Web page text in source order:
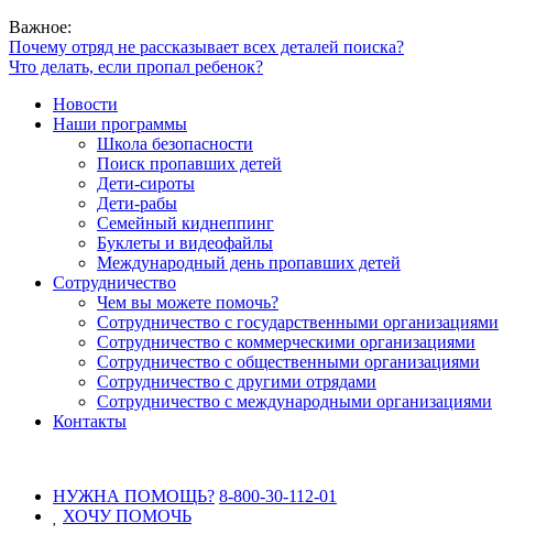
Важное:
Почему отряд не рассказывает всех деталей поиска?
Что делать, если пропал ребенок?
Новости
Наши программы
Школа безопасности
Поиск пропавших детей
Дети-сироты
Дети-рабы
Семейный киднеппинг
Буклеты и видеофайлы
Международный день пропавших детей
Сотрудничество
Чем вы можете помочь?
Сотрудничество с государственными организациями
Сотрудничество с коммерческими организациями
Сотрудничество с общественными организациями
Сотрудничество с другими отрядами
Сотрудничество с международными организациями
Контакты
НУЖНА ПОМОЩЬ? 8-800-30-112-01
ХОЧУПОМОЧЬ